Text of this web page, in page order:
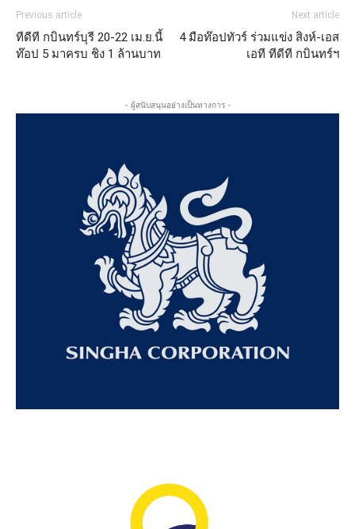
Previous article
ทีดีที กบินทร์บุรี 20-22 เม.ย.นี้
ท๊อป 5 มาครบ ชิง 1 ล้านบาท
Next article
4 มือท๊อปทัวร์ ร่วมแข่ง สิงห์-เอส
เอที ทีดีที กบินทร์ฯ
- ผู้สนับสนุนอย่างเป็นทางการ -